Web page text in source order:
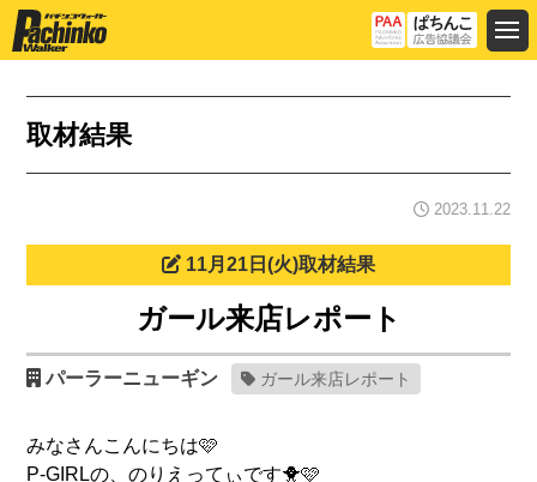
取材結果
2023.11.22
11月21日(火)取材結果
ガール来店レポート
パーラーニューギン ガール来店レポート
みなさんこんにちは🩷
P-GIRLの、のりえってぃです🐥🩷